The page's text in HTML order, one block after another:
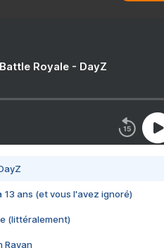
Royale - DayZ
13 ans (et vous l'avez ignoré)
(littéralement)
Rayan